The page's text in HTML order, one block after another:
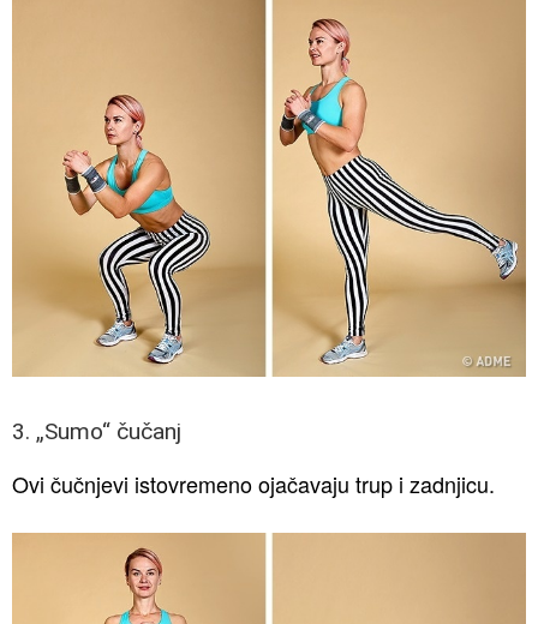
3. „Sumo“ čučanj
Ovi čučnjevi istovremeno ojačavaju trup i zadnjicu.